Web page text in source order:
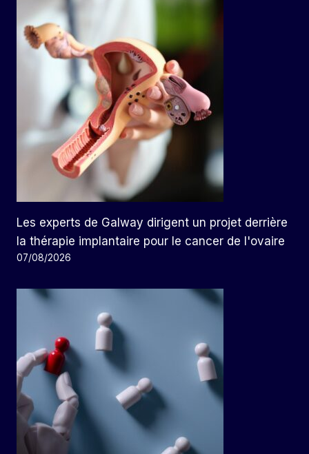
Les experts de Galway dirigent un projet derrière
la thérapie implantaire pour le cancer de l'ovaire
07/08/2026